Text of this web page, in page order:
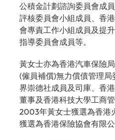
公積金計劃諮詢委員會成
評核委員會小組成員、香
會專責工作小組成員及提
指導委員會成員等。
黃女士亦為香港汽車保險
(僱員補償)無力償債管理
界崇德社成員及司庫、香
董事及香港科技大學工商
2003年黃女士獲選為香港
獲選為香港保險協會有限公